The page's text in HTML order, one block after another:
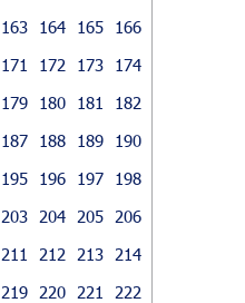
163 164 165
166
171 172 173
174
179 180 181
182
187 188 189
190
195 196 197
198
203 204 205
206
211 212 213
214
219 220 221
222